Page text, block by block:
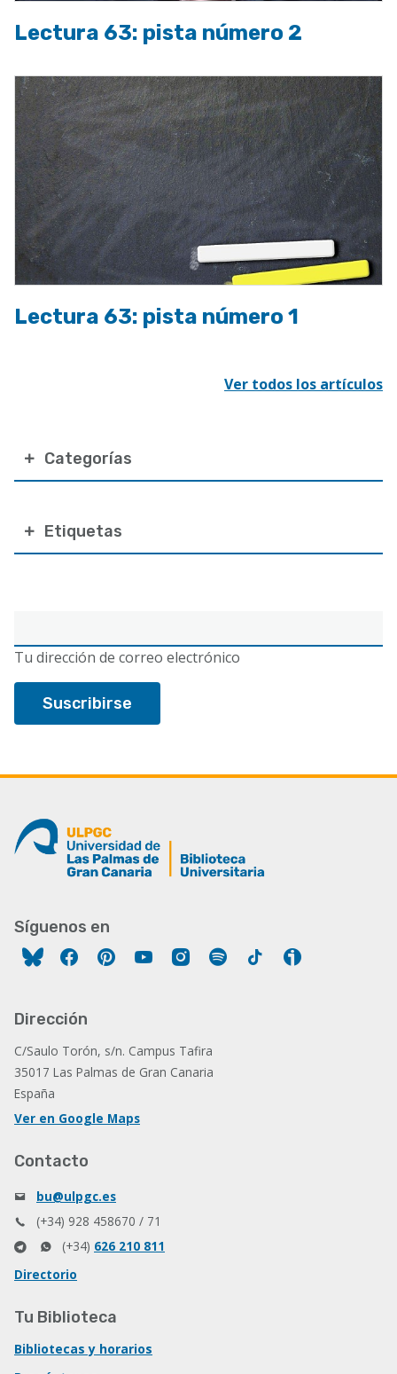
electrónico
Tu dirección de correo electrónico
Categorías
Etiquetas
Lectura 63: pista número 2
Lectura 63: pista número 1
Ver todos los artículos
Síguenos en
FacebookPinterestYouTubeInstagram
Spotify Tiktok
Dirección
C/Saulo Torón, s/n. Campus Tafira
35017 Las Palmas de Gran Canaria
España
Ver en Google Maps
Contacto
bu@ulpgc.es
(+34) 928 458670 / 71
(+34) 626 210 811
Directorio
Tu Biblioteca
Bibliotecas y horarios